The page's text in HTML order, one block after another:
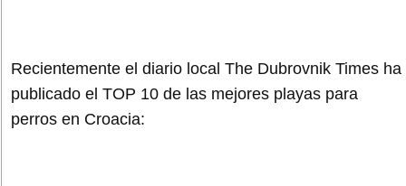
Recientemente el diario local The Dubrovnik Times ha
publicado el TOP 10 de las mejores playas para
perros en Croacia: